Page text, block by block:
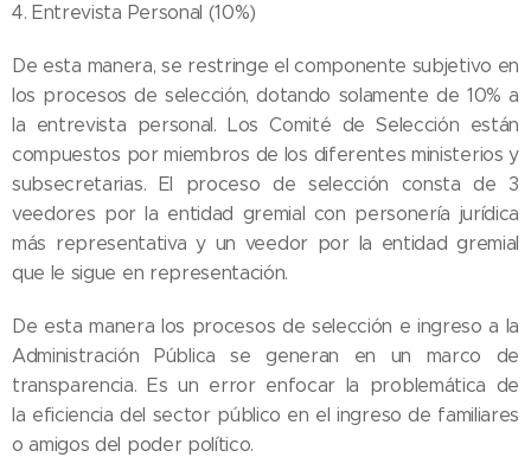
4. Entrevista Personal (10%)
De esta manera, se restringe el componente subjetivo en
los procesos de selección, dotando solamente de 10% a
la entrevista personal. Los Comité de Selección están
compuestos por miembros de los diferentes ministerios y
subsecretarias. El proceso de selección consta de 3
veedores por la entidad gremial con personería jurídica
más representativa y un veedor por la entidad gremial
que le sigue en representación.
De esta manera los procesos de selección e ingreso a la
Administración Pública se generan en un marco de
transparencia. Es un error enfocar la problemática de
la eficiencia del sector público en el ingreso de familiares
o amigos del poder político.